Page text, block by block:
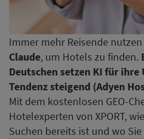
Immer mehr Reisende nutzen
Claude, um Hotels zu finden.
Deutschen setzen KI für
Tendenz steigend (Adyen
Mit dem kostenlosen GEO-
Hotelexperten von XPORT,
Suchen bereits ist und wo